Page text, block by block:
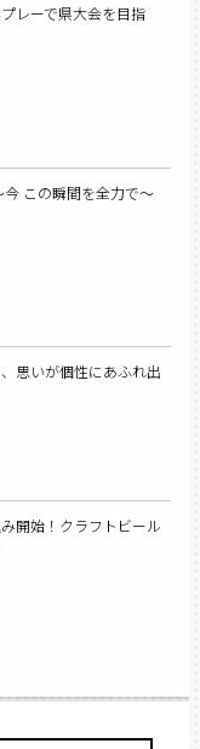
レーで県大会を目指
今 この瞬間を全力で～
思いが個性にあふれ出
開始！クラフトビール